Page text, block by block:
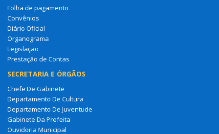
Folha de pagamento
Convênios
Diário Oficial
Organograma
Legislação
Prestação de Contas
SECRETARIA E ÓRGÃOS
Chefe De Gabinete
Departamento De Cultura
Departamento De Juventude
Gabinete Da Prefeita
Ouvidoria Municipal